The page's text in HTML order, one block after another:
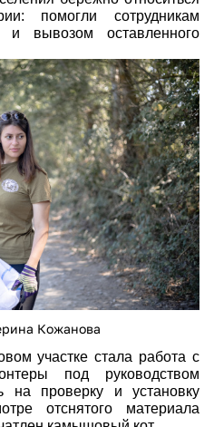
помогли сотрудникам
и вывозом оставленного
Кожанова
участке стала работа с
под руководством
на проверку и установку
отснятого материала